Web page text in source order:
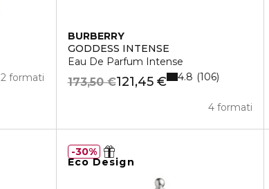
2 formati
BURBERRY
GODDESS INTENSE
Eau De Parfum Intense
121,45 €
173,50 €
4 formati
4.8 106
Eco Design
30%